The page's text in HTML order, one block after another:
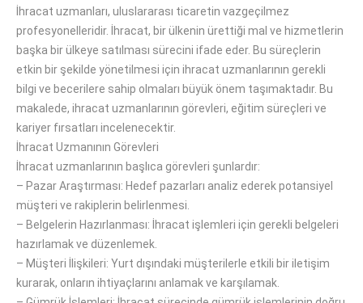
İhracat uzmanları, uluslararası ticaretin vazgeçilmez
profesyonelleridir.
İhracat, bir ülkenin ürettiği mal ve hizmetlerin
başka bir ülkeye satılması sürecini ifade eder. Bu süreçlerin
etkin bir şekilde yönetilmesi için ihracat uzmanlarının gerekli
bilgi ve becerilere sahip olmaları büyük önem taşımaktadır. Bu
makalede, ihracat uzmanlarının görevleri, eğitim süreçleri ve
kariyer fırsatları incelenecektir.
İhracat Uzmanının Görevleri
İhracat uzmanlarının başlıca görevleri şunlardır:
– Pazar Araştırması: Hedef pazarları analiz ederek potansiyel
müşteri ve rakiplerin belirlenmesi
– Belgelerin Hazırlanması: İhracat işlemleri için gerekli belgeleri
hazırlamak ve düzenlemek.
– Müşteri İlişkileri: Yurt dışındaki müşterilerle etkili biriletişim
kurarak, onların ihtiyaçlarını anlamak ve karşılamak.